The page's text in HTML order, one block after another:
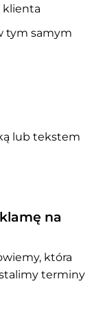
klienta
tym samym
lub tekstem
na
która
terminy